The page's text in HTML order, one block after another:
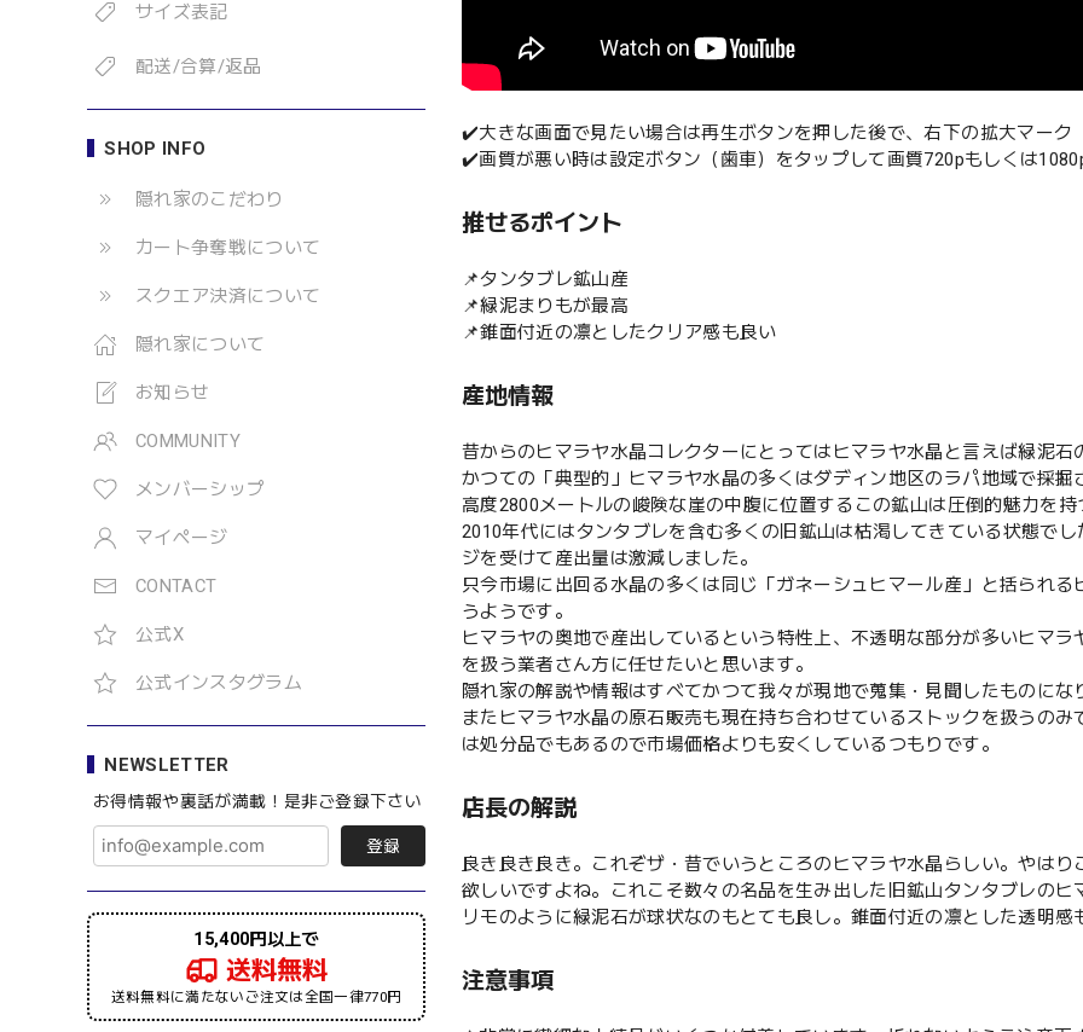
サイズ表記
配送/合算/返品
SHOP INFO
隠れ家のこだわり
カート争奪戦について
スクエア決済について
隠れ家について
お知らせ
COMMUNITY
メンバーシップ
マイページ
CONTACT
公式X
公式インスタグラム
NEWSLETTER
お得情報や裏話が満載！是非ご登録下さい
登録
15,400円以上で
送料無料
送料無料に満たないご注文は全国一律770円
✔️大きな画面で見たい場合は再生ボタンを押した後で、右下の拡大マーク
✔️画質が悪い時は設定ボタン（歯車）をタップして画質720pもしくは
推せるポイント
📌タンタブレ鉱山産
📌緑泥まりもが最高
📌錐面付近の凛としたクリア感も良い
産地情報
昔からのヒマラヤ水晶コレクターにとってはヒマラヤ水晶と言えば緑泥
かつての「典型的」ヒマラヤ水晶の多くはダディン地区のラパ地域で採
高度2800メートルの峻険な崖の中腹に位置するこの鉱山は圧倒的魅力を
2010年代にはタンタブレを含む多くの旧鉱山は枯渇してきている状態で
ジを受けて産出量は激減しました。
只今市場に出回る水晶の多くは同じ「ガネーシュヒマール産」と括られ
うようです。
ヒマラヤの奥地で産出しているという特性上、不透明な部分が多いヒマ
を扱う業者さん方に任せたいと思います。
隠れ家の解説や情報はすべてかつて我々が現地で蒐集・見聞したものにな
またヒマラヤ水晶の原石販売も現在持ち合わせているストックを扱うの
は処分品でもあるので市場価格よりも安くしているつもりです。
店長の解説
良き良き良き。これぞザ・昔でいうところのヒマラヤ水晶らしい。やは
欲しいですよね。これこそ数々の名品を生み出した旧鉱山タンタブレの
リモのように緑泥石が球状なのもとても良し。錐面付近の凛とした透明
注意事項